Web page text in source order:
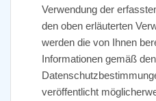
Verwendung der
den oben erläuterten
werden die von Ihnen
Informationen gemäß
veröffentlicht